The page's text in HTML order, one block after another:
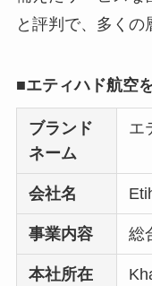
と評判で、多くの
■エティハド航空
ブランド
ネーム
エ
会社名
事業内容 総
本社所在